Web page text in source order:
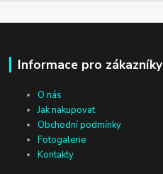
Informace pro zákazníky
O nás
Jak nakupovat
Obchodní podmínky
Fotogalerie
Kontakty